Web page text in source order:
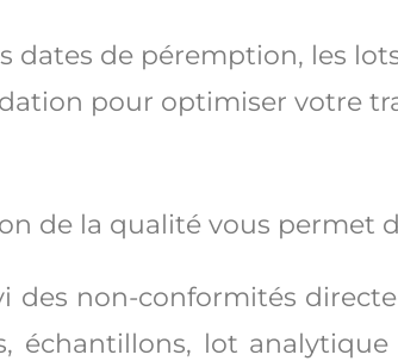
dates de péremption, les
pour optimiser votre
de la qualité vous permet
des non-conformités
échantillons, lot